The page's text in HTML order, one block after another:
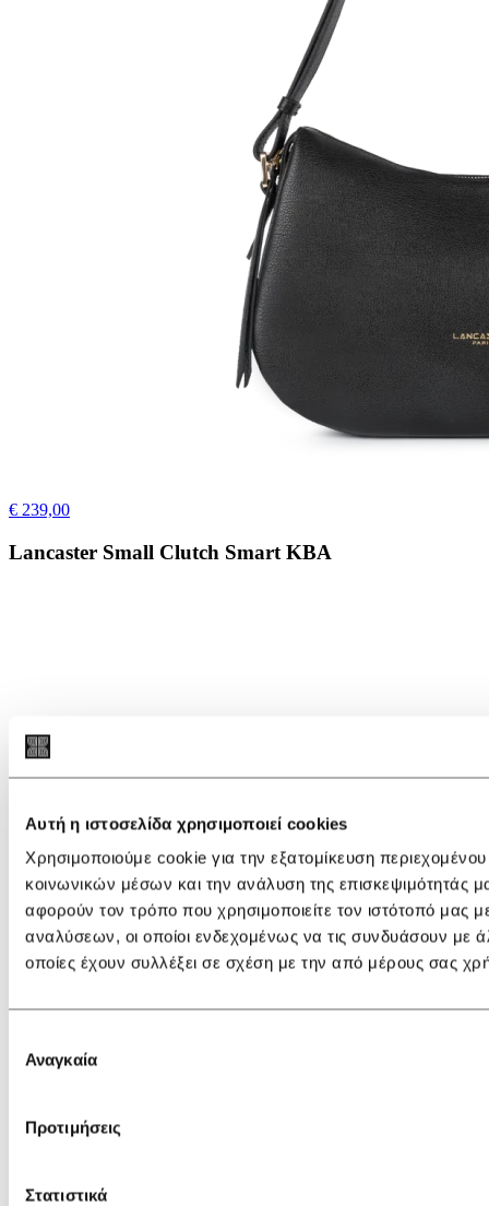
Αυτή η ιστοσελίδα χρησιμοποιεί cookies
Χρησιμοποιούμε cookie για την εξατομίκευση
κοινωνικών μέσων και την ανάλυση της επισκεψιμότητάς
αφορούν τον τρόπο που χρησιμοποιείτε τον ιστότοπό μας
αναλύσεων, οι οποίοι ενδεχομένως να τις συνδυάσουν με
οποίες έχουν συλλέξει σε σχέση με την από μέρους σας
συγκατάθεσης
Αναγκαία
Προτιμήσεις
Στατιστικά
€ 239,00
Lancaster Small Clutch Smart KBA